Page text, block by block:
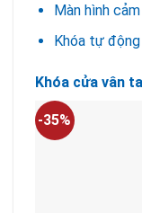
Màn hình
Khóa tự
Khóa cửa vân
-35%